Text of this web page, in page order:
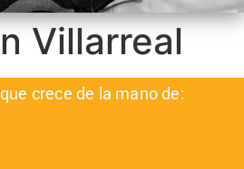
Villarreal
crece de la mano de: